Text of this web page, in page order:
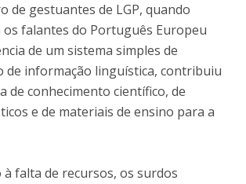
de gestuantes de LGP, quando
os falantes do Português Europeu
de um sistema simples de
de informação linguística, contribuiu
de conhecimento científico, de
e de materiais de ensino para a
à falta de recursos, os surdos